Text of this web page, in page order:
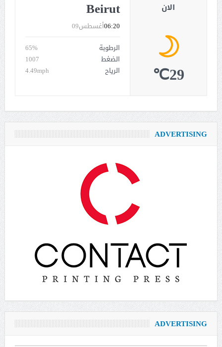
Beirut
أغسطس0906:20
الرطوبة
65%
الضغط
1007
الرياح
4.49mph
الان
29℃
ADVERTISING
ADVERTISING